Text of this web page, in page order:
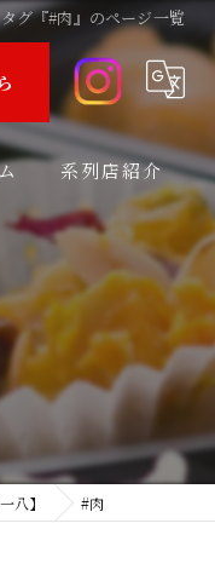
タグ『#肉』のページ一覧
系列店紹介
八】 #肉